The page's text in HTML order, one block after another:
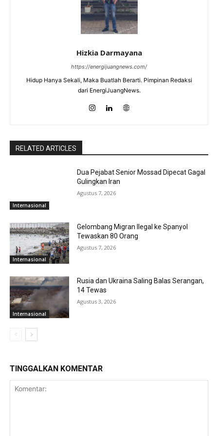
Hizkia Darmayana
https://energijuangnews.com/
Hidup Hanya Sekali, Maka Buatlah Berarti. Pimpinan Redaksi
dari EnergiJuangNews.
RELATED ARTICLES
Internasional
Dua Pejabat Senior Mossad Dipecat Gagal
Gulingkan Iran
Agustus 7, 2026
Internasional
Gelombang Migran Ilegal ke Spanyol
Tewaskan 80 Orang
Agustus 7, 2026
Internasional
Rusia dan Ukraina Saling Balas Serangan,
14 Tewas
Agustus 3, 2026
TINGGALKAN KOMENTAR